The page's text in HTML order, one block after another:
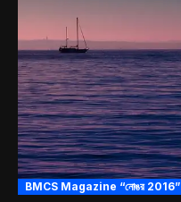
BMCS Magazine “নোঙর 2016”